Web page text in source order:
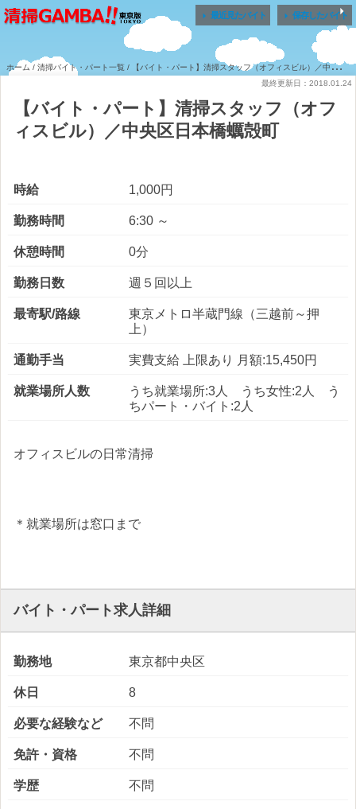
 最近見たバイト  保存したバイト
ホーム / 清掃バイト・パート一覧 / 【バイト・パート】清掃スタッフ（オフィスビル）／中央区日本橋蠣殻町
最終更新日：2018.01.24
【バイト・パート】清掃スタッフ（オフ
ィスビル）／中央区日本橋蠣殻町
時給 1,000円
勤務時間 6:30 ～
休憩時間 0分
勤務日数 週５回以上
最寄駅/路線
東京メトロ半蔵門線（三越前～押
上）
通勤手当 実費支給 上限あり 月額:15,450円
就業場所人数
うち就業場所:3人 うち女性:2人 う
ちパート・バイト:2人
オフィスビルの日常清掃
＊就業場所は窓口まで
バイト・パート求人詳細
勤務地 東京都中央区
休日 8
必要な経験など 不問
免許・資格 不問
学歴 不問